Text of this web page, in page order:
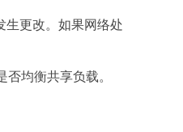
生更改。如果网络处
均衡共享负载。